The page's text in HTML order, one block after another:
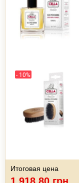
- 10%
Итоговая цена
1 918,80 грн.